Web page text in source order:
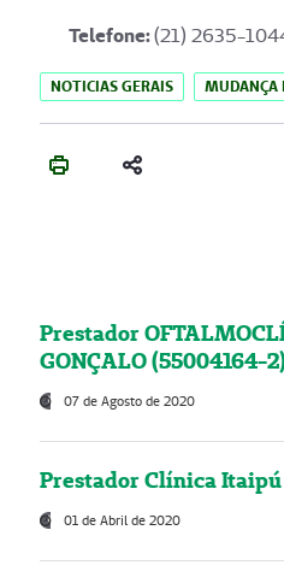
Telefone:(21) 2635-
NOTICIAS GERAIS MUDANÇA
Prestador
GONÇALO (55004164-
07 de Agosto de 2020
Prestador Clínica
01 de Abril de 2020